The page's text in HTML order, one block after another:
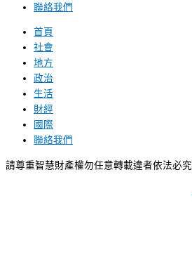
聯絡我們
首頁
社會
地方
政治
生活
財經
國際
聯絡我們
請尊重智慧財產權勿任意轉載違者依法必究